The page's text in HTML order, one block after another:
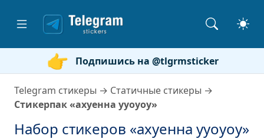
Подпишись на @tlgrmsticker
Telegram стикеры → Статичные стикеры →
Стикерпак «ахуенна ууоуоу»
Набор стикеров «ахуенна ууоуоу»